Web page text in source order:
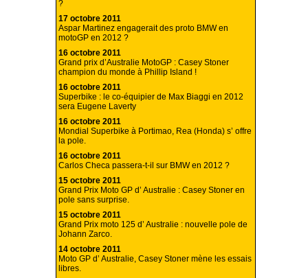
?
17 octobre 2011
Aspar Martinez engagerait des proto BMW en
motoGP en 2012 ?
16 octobre 2011
Grand prix d’Australie MotoGP : Casey Stoner
champion du monde à Phillip Island !
16 octobre 2011
Superbike : le co-équipier de Max Biaggi en 2012
sera Eugene Laverty
16 octobre 2011
Mondial Superbike à Portimao, Rea (Honda) s’ offre
la pole.
16 octobre 2011
Carlos Checa passera-t-il sur BMW en 2012 ?
15 octobre 2011
Grand Prix Moto GP d’ Australie : Casey Stoner en
pole sans surprise.
15 octobre 2011
Grand Prix moto 125 d’ Australie : nouvelle pole de
Johann Zarco.
14 octobre 2011
Moto GP d’ Australie, Casey Stoner mène les essais
libres.